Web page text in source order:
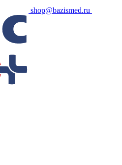
shop@bazismed.ru